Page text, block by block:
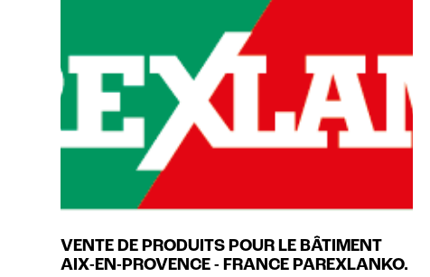
VENTE DE PRODUITS POUR LE BÂTIMENT
AIX-EN-PROVENCE - FRANCE PAREXLANKO.